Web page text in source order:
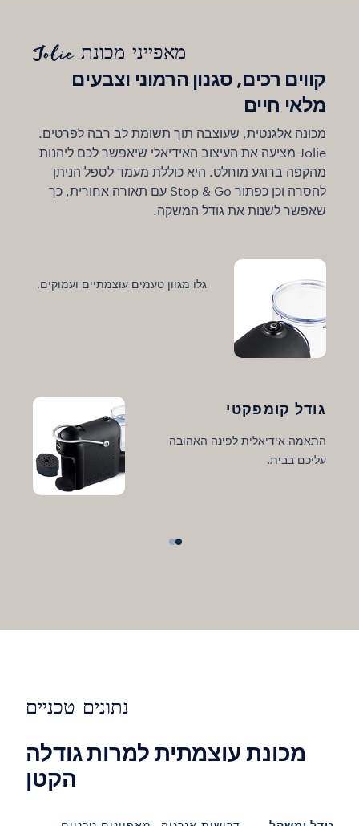
מאפייני מכונת Jolie
קווים רכים, סגנון הרמוני וצבעים
מלאי חיים
מכונה אלגנטית, שעוצבה תוך תשומת לב רבה לפרטים.
Jolie מציעה את העיצוב האידיאלי שיאפשר לכם ליהנות
מהקפה ברוגע מוחלט. היא כוללת מעמד לספל הניתן
להסרה וכן כפתור Stop & Go עם תאורה אחורית, כך
שאפשר לשנות את גודל המשקה.
גלו מגוון טעמים עוצמתיים ועמוקים.
גודל קומפקטי
התאמה אידיאלית לפינה האהובה
עליכם בבית.
נתונים טכניים
מכונת עוצמתית למרות גודלה
הקטן